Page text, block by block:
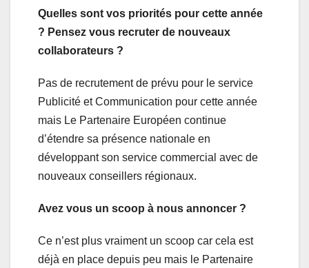
Quelles sont vos priorités pour cette année
? Pensez vous recruter de nouveaux
collaborateurs ?
Pas de recrutement de prévu pour le service
Publicité et Communication pour cette année
mais Le Partenaire Européen continue
d’étendre sa présence nationale en
développant son service commercial avec de
nouveaux conseillers régionaux.
Avez vous un scoop à nous annoncer ?
Ce n’est plus vraiment un scoop car cela est
déjà en place depuis peu mais le Partenaire